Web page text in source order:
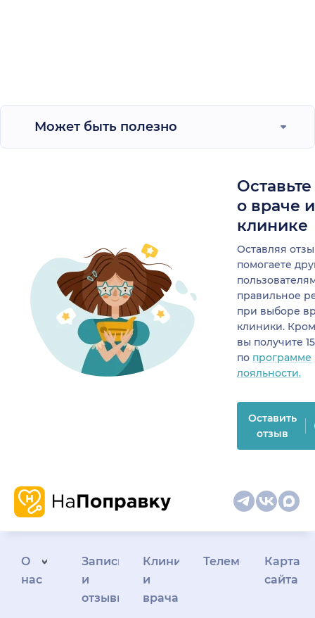
Может быть полезно
о враче
клинике
Оставляя
помогаете
правильное
при выборе
клиники.
вы получите
по программе
лояльности.
Оставить
отзыв
О
нас
Запись
и
отзывы
Клиникам
и
врачам
Телемедицина
Карта
сайта